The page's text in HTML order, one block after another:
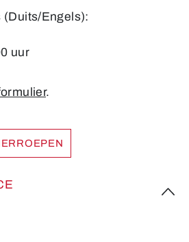
(Duits/Engels):
uur
.